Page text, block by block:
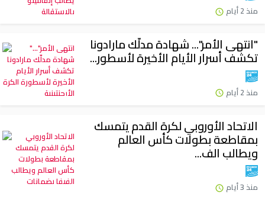
منذ 2 أيام
"انتهى الأمر"... شهادة مدلّك مارادونا
تكشف أسرار الأيام الأخيرة لأسطور...
منذ 2 أيام
الاتحاد الأوروبي لكرة القدم يتمسك
بمقاطعة بطولات كأس العالم
ويطالب الف...
منذ 3 أيام